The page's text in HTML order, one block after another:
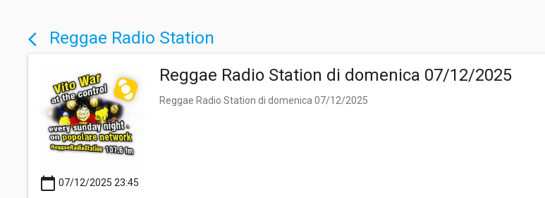
arrow_back_ios Reggae Radio Station
Reggae Radio Station di domenica 07/12/2025
Reggae Radio Station di domenica 07/12/2025
calendar_today 07/12/2025 23:45